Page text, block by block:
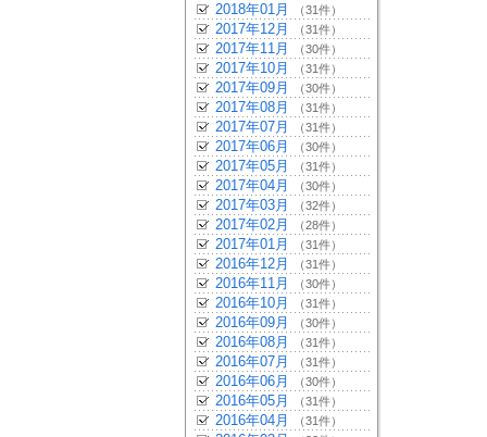
2018年01月 （31件）
2017年12月 （31件）
2017年11月 （30件）
2017年10月 （31件）
2017年09月 （30件）
2017年08月 （31件）
2017年07月 （31件）
2017年06月 （30件）
2017年05月 （31件）
2017年04月 （30件）
2017年03月 （32件）
2017年02月 （28件）
2017年01月 （31件）
2016年12月 （31件）
2016年11月 （30件）
2016年10月 （31件）
2016年09月 （30件）
2016年08月 （31件）
2016年07月 （31件）
2016年06月 （30件）
2016年05月 （31件）
2016年04月 （31件）